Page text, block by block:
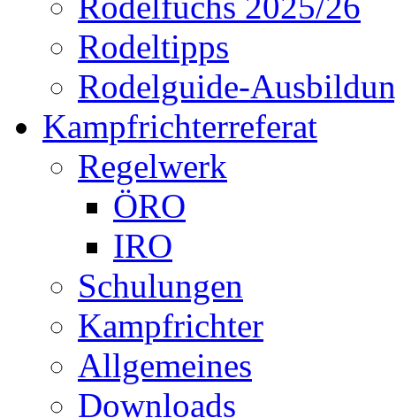
Rodeltipps
Rodelguide-
Kampfrichterreferat
Regelwerk
ÖRO
IRO
Schulungen
Kampfrichter
Allgemeines
Downloads